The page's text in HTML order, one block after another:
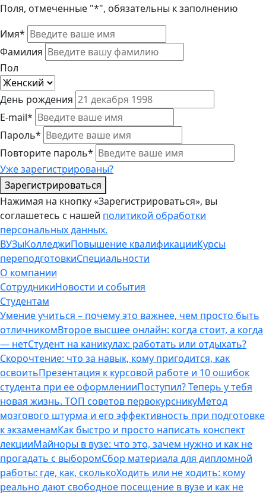
Поля, отмеченные "*", обязательны к заполнению
Имя*
Фамилия
Пол
День рождения
E-mail*
Пароль*
Повторите пароль*
Уже зарегистрированы?
Зарегистрироваться
Нажимая на кнопку «Зарегистрироваться», вы
соглашетесь с нашей политикой обработки
персональных данных.
ВУЗыКолледжиПовышение квалификацииКурсы
переподготовкиСпециальности
О компании
СотрудникиНовости и события
Студентам
Умение учиться – почему это важнее, чем просто быть
отличникомВторое высшее онлайн: когда стоит, а когда
— нетСтудент на каникулах: работать или отдыхать?
Скорочтение: что за навык, кому пригодится, как
освоитьПрезентация к курсовой работе и 10 ошибок
студента при ее оформленииПоступил? Теперь у тебя
новая жизнь. ТОП советов первокурсникуМетод
мозгового штурма и его эффективность при подготовке
к экзаменамКак быстро и просто написать конспект
лекцииМайноры в вузе: что это, зачем нужно и как не
прогадать с выборомСбор материала для дипломной
работы: где, как, сколькоХодить или не ходить: кому
реально дают свободное посещение в вузе и как не